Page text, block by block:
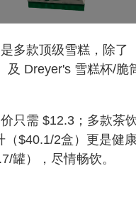
多款顶级雪糕，除了
及 Dreyer's 雪糕杯/脆
只需 $12.3；多款茶
$40.1/2盒）更是健
罐），尽情畅饮。